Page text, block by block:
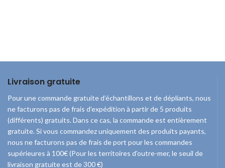
Livraison gratuite
Pour une commande gratuite d’échantillons et de dépliants, nous
ne facturons pas de frais d’expédition à partir de 5 produits
(différents) gratuits. Dans ce cas, la commande est entièrement
gratuite. Si vous commandez uniquement des produits payants,
nous ne facturons pas de frais de port pour les commandes
supérieures à 100€ (Pour les territoires d'outre-mer, le seuil de
livraison gratuite est de 300 €)